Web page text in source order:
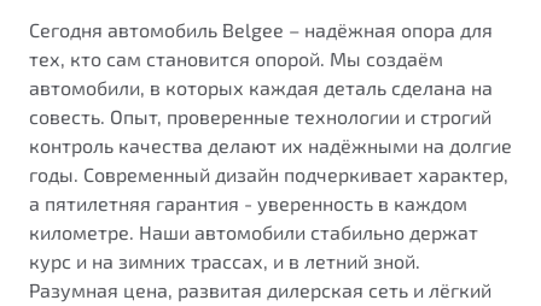
Универсальный кроссовер
от 2 499 990 ₽*
Обзор В наличии
Спецпредложения
Запись на сервис
Калькулятор ТО
Клиентская поддержка
Сегодня автомобиль Belgee – надёжная опора для
тех, кто сам становится опорой. Мы создаём
автомобили, в которых каждая деталь сделана на
совесть. Опыт, проверенные технологии и строгий
контроль качества делают их надёжными на долгие
годы. Современный дизайн подчеркивает характер,
а пятилетняя гарантия - уверенность в каждом
километре. Наши автомобили стабильно держат
курс и на зимних трассах, и в летний зной.
Разумная цена, развитая дилерская сеть и лёгкий